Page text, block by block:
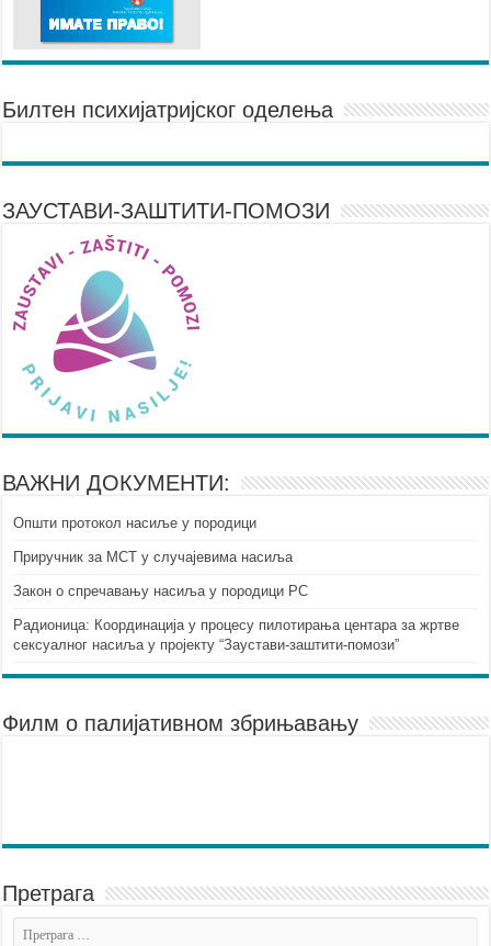
Билтен психијатријског оделења
ЗАУСТАВИ-ЗАШТИТИ-ПОМОЗИ
ВАЖНИ ДОКУМЕНТИ:
Општи протокол насиље у породици
Приручник за МСТ у случајевима насиља
Закон о спречавању насиља у породици РС
Радионица: Координација у процесу пилотирања центара за жртве
сексуалног насиља у пројекту “Заустави-заштити-помози”
Филм о палијативном збрињавању
Претрага